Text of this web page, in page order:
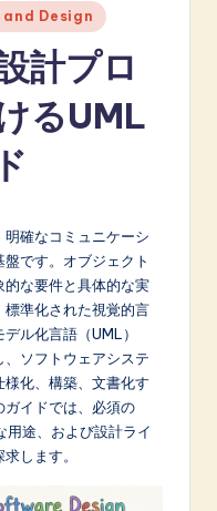
Design
計プロ
るUML
確なコミュニケーシ
です。オブジェクト
な要件と具体的な実
準化された視覚的言
ル化言語（UML）
ソフトウェアシステ
化、構築、文書化す
ガイドでは、必須の
用途、および設計ライ
します。